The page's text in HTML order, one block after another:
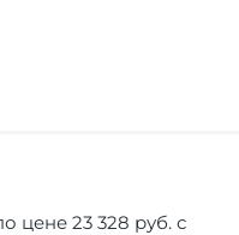
цене 23 328 руб. с